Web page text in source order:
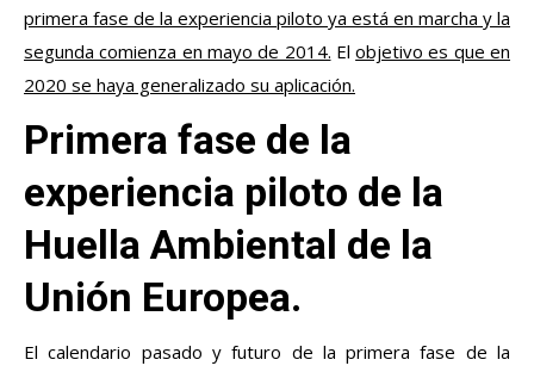
primera fase de la experiencia piloto ya está en marcha y la
segunda comienza en mayo de 2014. Elobjetivo es que en
2020 se haya generalizado su aplicación.
Primera fase de la
experiencia piloto de la
Huella Ambiental de la
Unión Europea.
El calendario pasado y futuro de la primera fase de la